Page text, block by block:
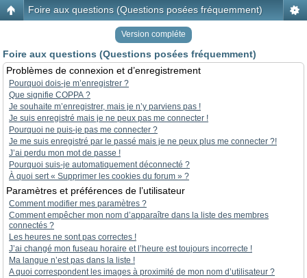
Foire aux questions (Questions posées fréquemment)
Version compléte
Foire aux questions (Questions posées fréquemment)
Problèmes de connexion et d’enregistrement
Pourquoi dois-je m’enregistrer ?
Que signifie COPPA ?
Je souhaite m’enregistrer, mais je n’y parviens pas !
Je suis enregistré mais je ne peux pas me connecter !
Pourquoi ne puis-je pas me connecter ?
Je me suis enregistré par le passé mais je ne peux plus me connecter ?!
J’ai perdu mon mot de passe !
Pourquoi suis-je automatiquement déconnecté ?
À quoi sert « Supprimer les cookies du forum » ?
Paramètres et préférences de l’utilisateur
Comment modifier mes paramètres ?
Comment empêcher mon nom d’apparaître dans la liste des membres
connectés ?
Les heures ne sont pas correctes !
J’ai changé mon fuseau horaire et l’heure est toujours incorrecte !
Ma langue n’est pas dans la liste !
A quoi correspondent les images à proximité de mon nom d’utilisateur ?